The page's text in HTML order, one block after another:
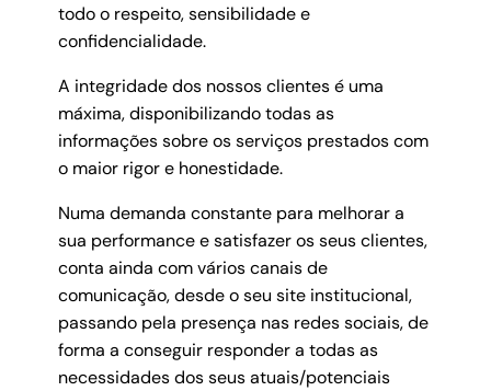
todo o respeito, sensibilidade e
confidencialidade.
A integridade dos nossos clientes é uma
máxima, disponibilizando todas as
informações sobre os serviços prestados com
o maior rigor e honestidade.
Numa demanda constante para melhorar a
sua performance e satisfazer os seus clientes,
conta ainda com vários canais de
comunicação, desde o seu site institucional,
passando pela presença nas redes sociais, de
forma a conseguir responder a todas as
necessidades dos seus atuais/potenciais